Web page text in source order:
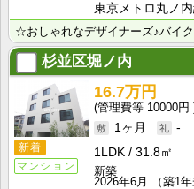
東京メトロ丸ノ
☆おしゃれなデザイナーズ♪バイ
杉並区堀ノ内
新着
マンション
16.7万円
10000円
1ヶ月
-
1LDK
31.8㎡
新築
2026年6月
（築1